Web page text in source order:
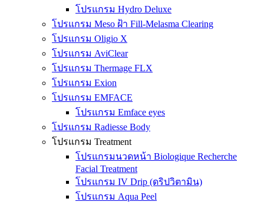
โปรแกรม Hydro Deluxe
โปรแกรม Meso ฝ้า Fill-Melasma Clearing
โปรแกรม Oligio X
โปรแกรม AviClear
โปรแกรม Thermage FLX
โปรแกรม Exion
โปรแกรม EMFACE
โปรแกรม Emface eyes
โปรแกรม Radiesse Body
โปรแกรม Treatment
โปรแกรมนวดหน้า Biologique Recherche
Facial Treatment
โปรแกรม IV Drip (ดริปวิตามิน)
โปรแกรม Aqua Peel